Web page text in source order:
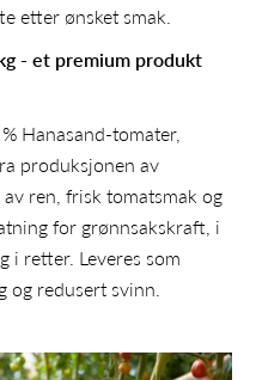
etter ønsket smak.
- et premium produkt
Hanasand-tomater,
produksjonen av
ren, frisk tomatsmak og
for grønnsakskraft, i
i retter. Leveres som
og redusert svinn.